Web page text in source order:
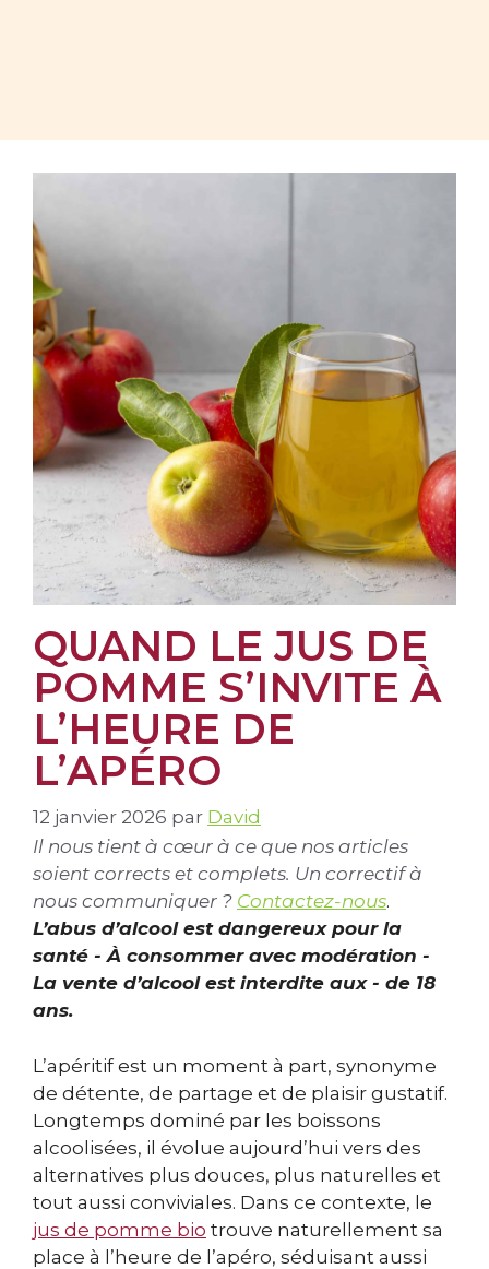
QUAND LE JUS DE
POMME S’INVITE À
L’HEURE DE
L’APÉRO
12 janvier 2026 par David
Il nous tient à cœur à ce que nos articles
soient corrects et complets. Un correctif à
nous communiquer ? Contactez-nous.
L’abus d’alcool est dangereux pour la
santé - À consommer avec modération -
La vente d’alcool est interdite aux - de 18
ans.
L’apéritif est un moment à part, synonyme
de détente, de partage et de plaisir gustatif.
Longtemps dominé par les boissons
alcoolisées, il évolue aujourd’hui vers des
alternatives plus douces, plus naturelles et
tout aussi conviviales. Dans ce contexte, le
jus de pomme bio trouve naturellement sa
place à l’heure de l’apéro, séduisant aussi